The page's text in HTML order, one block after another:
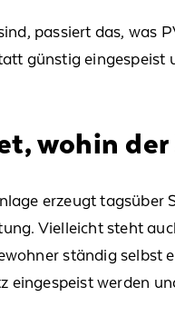
passiert das, was
günstig eingespeist
wohin
erzeugttagsüber
. Vielleicht steht
ständig selbst
eingespeist werden